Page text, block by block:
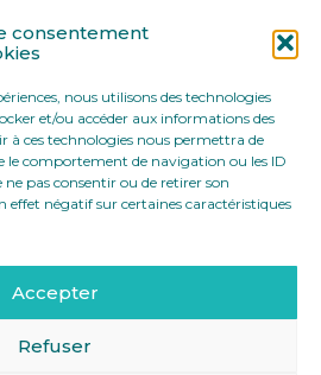
consentement
nous utilisons des technologies
et/ou accéder aux informations des
à ces technologies nous permettra de
le comportement de navigation ou les ID
ne pas consentir ou de retirer son
négatif sur certaines caractéristiques
Accepter
Refuser